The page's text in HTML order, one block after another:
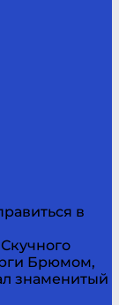
в
Брюмом,
знаменитый